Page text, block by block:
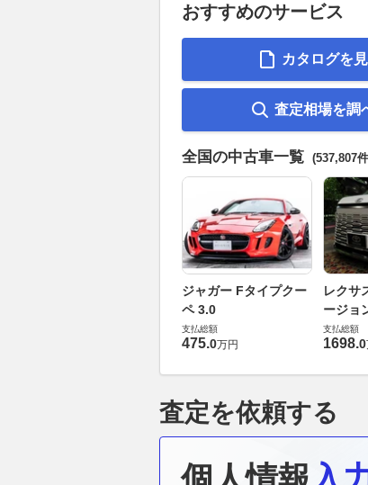
おすすめのサービス
カタログを
査定相場を調
全国の中古車一覧 (537,807
ジャガー Fタイプクー
ペ 3.0
支払総額
475.0万円
レクサ
ージョ
支払総額
1698.0
査定を依頼する